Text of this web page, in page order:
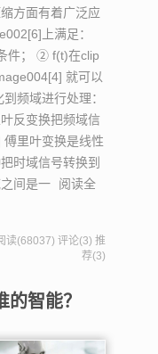
方面有着广泛应
上满足：
件； ② f(t)在clip
就可以
频域进行处理：
反变换把频域信
里叶变换是线性
时域信号转换到
间是一
阅读全
读(68037) 评论(3) 推
荐(3)
智能？